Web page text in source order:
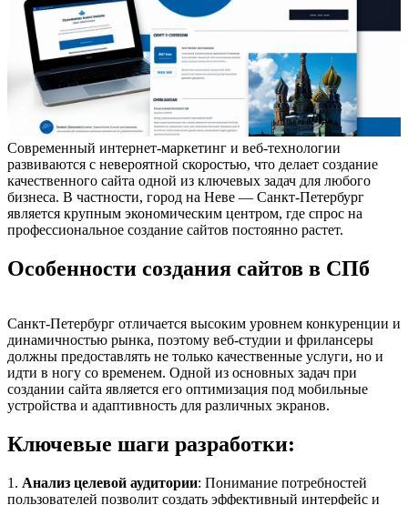
Современный интернет-маркетинг и веб-технологии
развиваются с невероятной скоростью, что делает создание
качественного сайта одной из ключевых задач для любого
бизнеса. В частности, город на Неве — Санкт-Петербург
является крупным экономическим центром, где спрос на
профессиональное создание сайтов постоянно растет.
Особенности создания сайтов в СПб
Санкт-Петербург отличается высоким уровнем конкуренции и
динамичностью рынка, поэтому веб-студии и фрилансеры
должны предоставлять не только качественные услуги, но и
идти в ногу со временем. Одной из основных задач при
создании сайта является его оптимизация под мобильные
устройства и адаптивность для различных экранов.
Ключевые шаги разработки:
1. Анализ целевой аудитории: Понимание потребностей
пользователей позволит создать эффективный интерфейс и